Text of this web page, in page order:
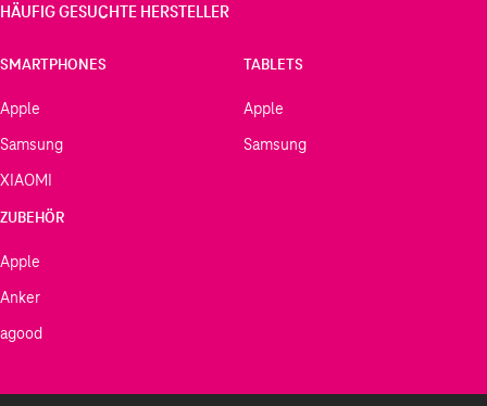
HÄUFIG GESUCHTE HERSTELLER
SMARTPHONES
Apple
Samsung
XIAOMI
TABLETS
Apple
Samsung
ZUBEHÖR
Apple
Anker
agood